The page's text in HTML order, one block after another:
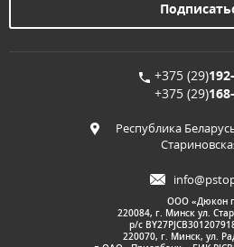
+375 (29)
+375 (29)
Республика
ООО «Дюкон
220084, г. Минск ул.
р/с
220070, г. Минск, ул.